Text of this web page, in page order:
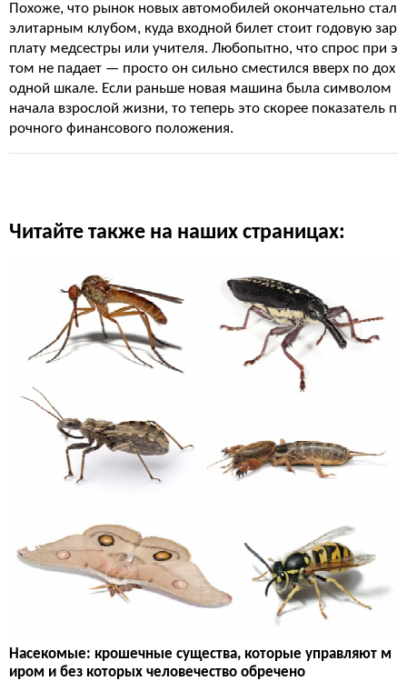
Похоже, что рынок новых автомобилей окончательно стал
элитарным клубом, куда входной билет стоит годовую зар
плату медсестры или учителя. Любопытно, что спрос при э
том не падает — просто он сильно сместился вверх по дох
одной шкале. Если раньше новая машина была символом
начала взрослой жизни, то теперь это скорее показатель п
рочного финансового положения.
Читайте также на наших страницах:
Насекомые: крошечные существа, которые управляют м
иром и без которых человечество обречено